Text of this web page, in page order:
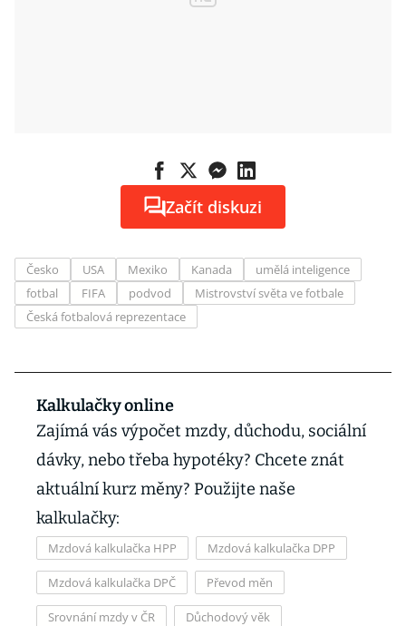
Začít diskuzi
Česko USA Mexiko Kanada
umělá inteligence
fotbal
FIFA podvod
Mistrovství světa ve fotbale
Česká fotbalová reprezentace
Kalkulačky online
Zajímá vás výpočet mzdy, důchodu, sociální
dávky, nebo třeba hypotéky? Chcete znát
aktuální kurz měny? Použijte naše
kalkulačky:
Mzdová kalkulačka HPP Mzdová kalkulačka DPP
Mzdová kalkulačka DPČ Převod měn
Srovnání mzdy v ČR Důchodový věk